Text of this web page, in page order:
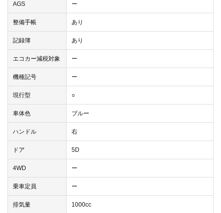
AGS ー
整備手帳 あり
記録簿 あり
エコカー減税対象 ー
機種記号 ー
現行型 ○
車体色 ブルー
ハンドル 右
ドア 5D
4WD ー
乗車定員 ー
排気量 1000cc